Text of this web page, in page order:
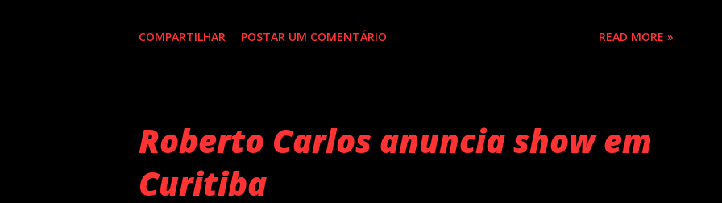
Spotify e contabilizou 10 milhões de plays em menos de 24 horas
após o lançamento. Com uma estética mais madura, o álbum marca
COMPARTILHAR POSTAR UM COMENTÁRIO READ MORE »
Roberto Carlos anuncia show em
Curitiba